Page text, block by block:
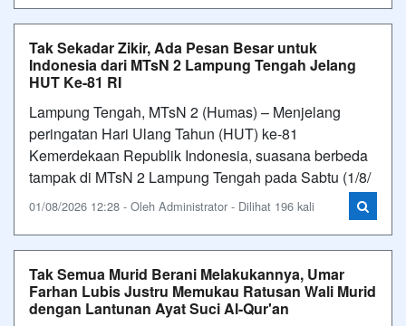
Tak Sekadar Zikir, Ada Pesan Besar untuk
Indonesia dari MTsN 2 Lampung Tengah Jelang
HUT Ke-81 RI
Lampung Tengah, MTsN 2 (Humas) – Menjelang
peringatan Hari Ulang Tahun (HUT) ke-81
Kemerdekaan Republik Indonesia, suasana berbeda
tampak di MTsN 2 Lampung Tengah pada Sabtu (1/8/
01/08/2026 12:28 - Oleh Administrator - Dilihat 196 kali
Tak Semua Murid Berani Melakukannya, Umar
Farhan Lubis Justru Memukau Ratusan Wali Murid
dengan Lantunan Ayat Suci Al-Qur'an